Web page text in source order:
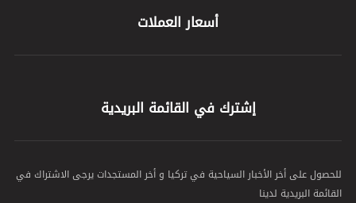
أسعار العملات
إشترك في القائمة البريدية
للحصول على أخر الأخبار السياحية في تركيا و أخر المستجدات يرجى الاشتراك في
القائمة البريدية لدينا